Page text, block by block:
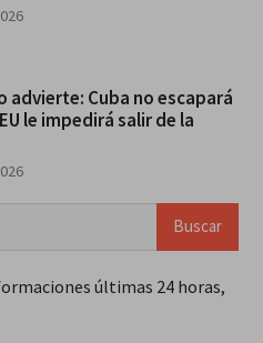
advierte: Cuba no escapará
le impedirá salir de la
últimas 24 horas,